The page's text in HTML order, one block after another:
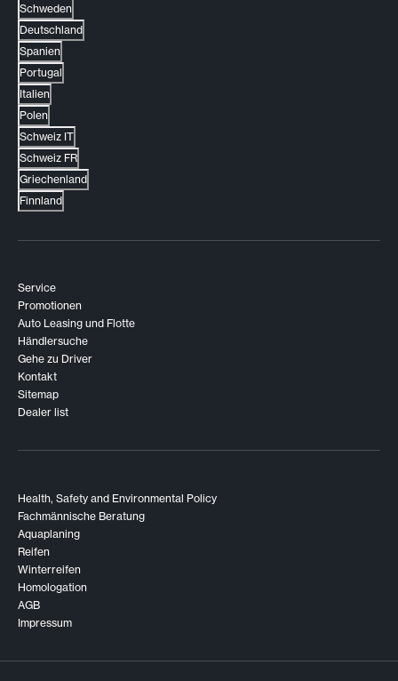
Schweden
Deutschland
Spanien
Portugal
Italien
Polen
Schweiz IT
Schweiz FR
Griechenland
Finnland
Service
Promotionen
Auto Leasing und Flotte
Händlersuche
Gehe zu Driver
Kontakt
Sitemap
Dealer list
Health, Safety and Environmental Policy
Fachmännische Beratung
Aquaplaning
Reifen
Winterreifen
Homologation
AGB
Impressum